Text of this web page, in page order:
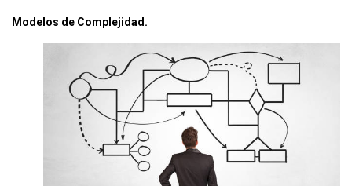
Modelos de Complejidad.